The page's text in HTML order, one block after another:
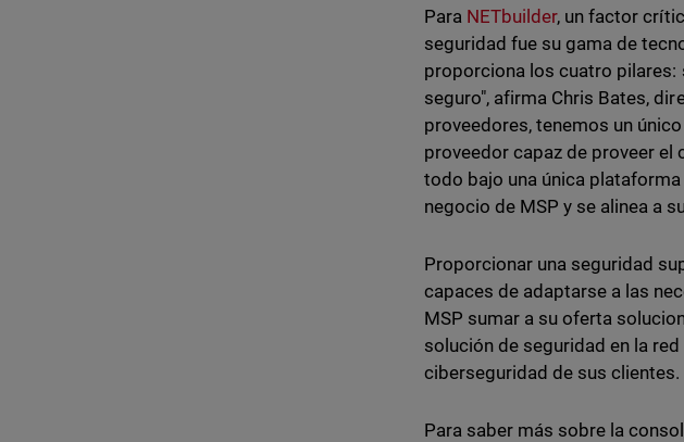
Para NETbuilder, un factor
seguridad fue su gama de
proporciona los cuatro pilares:
seguro", afirma Chris Bates,
proveedores, tenemos un
proveedor capaz de proveer
todo bajo una única
negocio de MSP y se alinea a
Proporcionar una seguridad
capaces de adaptarse a las
MSP sumar a su oferta
solución de seguridad en la
ciberseguridad de sus clientes.
Para saber más sobre la